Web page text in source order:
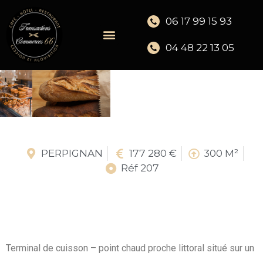
06 17 99 15 93
04 48 22 13 05
PERPIGNAN 177 280 €
300 M²
Réf 207
Terminal de cuisson – point chaud proche littoral situé sur un